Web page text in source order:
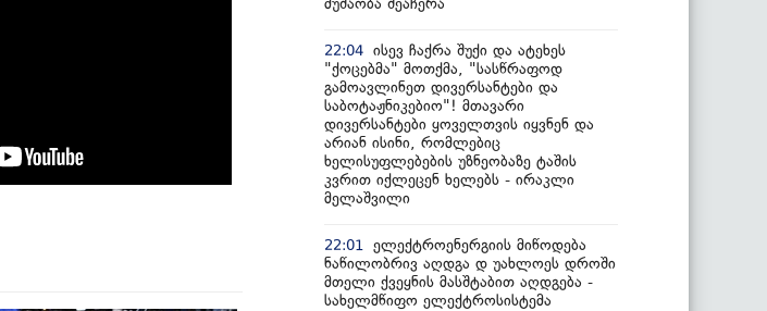
22:04 ისევ ჩაქრა შუქი და ატეხეს
"ქოცებმა" მოთქმა, "სასწრაფოდ
გამოავლინეთ დივერსანტები და
საბოტაჟნიკებიო"! მთავარი
დივერსანტები ყოველთვის იყვნენ და
არიან ისინი, რომლებიც
ხელისუფლებების უზნეობაზე ტაშის
კვრით იქლეცენ ხელებს - ირაკლი
მელაშვილი
22:01
ელექტროენერგიის მიწოდება
ნაწილობრივ აღდგა დ უახლოეს დროში
მთელი ქვეყნის მასშტაბით აღდგება -
სახელმწიფო ელექტროსისტემა